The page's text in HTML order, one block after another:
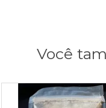
Você